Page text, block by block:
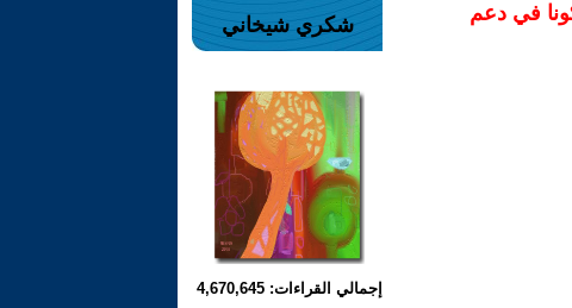
في دعم
شكري شيخاني
إجمالي القراءات: 4,670,645